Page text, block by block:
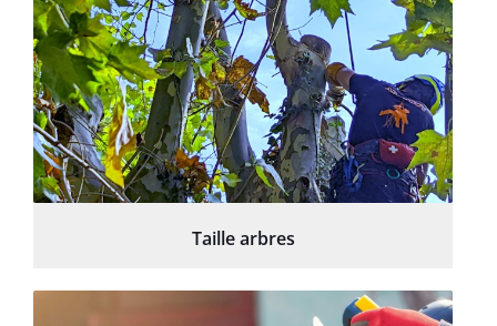
Taille arbres